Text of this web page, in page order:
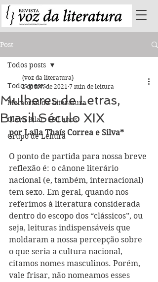
Post
Todos posts
Memorial da Literatura
Olavo Bilac: 160 anos
Grupo de Leitura
Todos posts
Mulheres de Letras,
Brasil Século XIX
{voz da literatura}
2 de fev. de 2021 7 min de leitura
por Laila Thaís Correa e Silva*
O ponto de partida para nossa breve
reflexão é: o cânone literário
nacional (e, também, internacional)
tem sexo. Em geral, quando nos
referimos à literatura considerada
dentro do escopo dos “clássicos”, ou
seja, leituras indispensáveis que
moldaram a nossa percepção sobre
o que seria a cultura nacional,
citamos nomes masculinos. Porém,
vale frisar, não nomeamos esses